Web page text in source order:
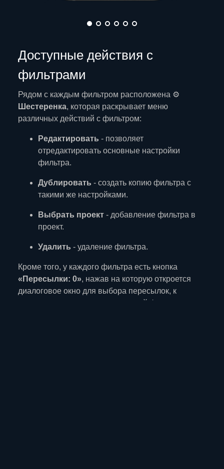
Доступные действия с
фильтрами
Рядом с каждым фильтром расположена ⚙️
Шестеренка, которая раскрывает меню
различных действий с фильтром:
Редактировать - позволяет
отредактировать основные настройки
фильтра.
Дублировать - создать копию фильтра с
такими же настройками.
Выбрать проект - добавление фильтра в
проект.
Удалить - удаление фильтра.
Кроме того, у каждого фильтра есть кнопка
«Пересылки: 0», нажав на которую откроется
диалоговое окно для выбора пересылок, к